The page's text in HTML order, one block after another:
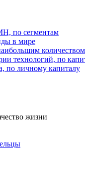
по сегментам
в мире
технологий, по
по личному капиталу
жизни